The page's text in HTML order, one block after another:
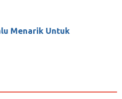
Menarik Untuk